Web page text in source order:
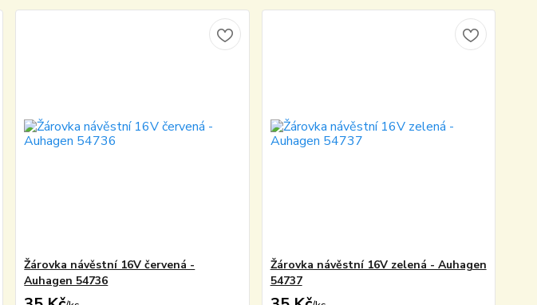
Žárovka návěstní 16V červená -
Auhagen 54736
Žárovka návěstní 16V zelená - Auhagen
54737